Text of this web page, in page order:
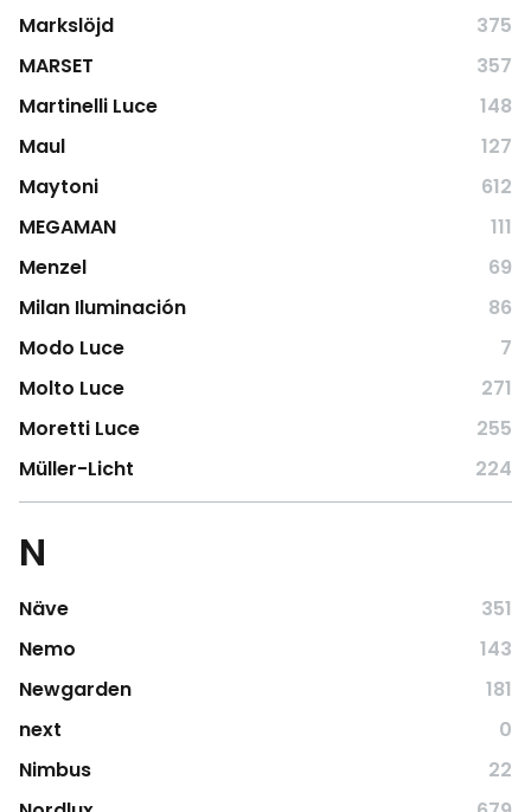
Markslöjd
375
MARSET
357
Martinelli Luce
148
Maul
127
Maytoni
612
MEGAMAN
111
Menzel
69
Milan Iluminación
86
Modo Luce
7
Molto Luce
271
Moretti Luce
255
Müller-Licht
224
N
Näve
351
Nemo
143
Newgarden
181
next
0
Nimbus
22